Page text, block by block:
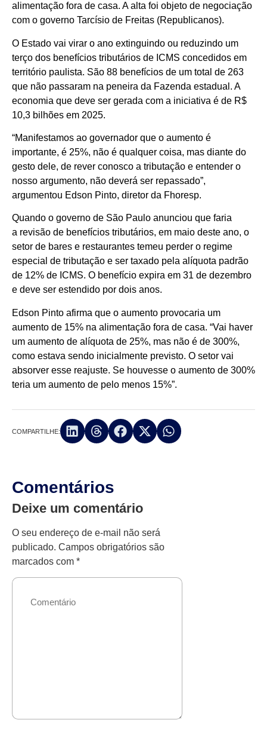
alimentação fora de casa. A alta foi objeto de negociação
com o governo Tarcísio de Freitas (Republicanos).
O Estado vai virar o ano extinguindo ou reduzindo um
terço dos benefícios tributários de ICMS concedidos em
território paulista. São 88 benefícios de um total de 263
que não passaram na peneira da Fazenda estadual. A
economia que deve ser gerada com a iniciativa é de R$
10,3 bilhões em 2025.
“Manifestamos ao governador que o aumento é
importante, é 25%, não é qualquer coisa, mas diante do
gesto dele, de rever conosco a tributação e entender o
nosso argumento, não deverá ser repassado”,
argumentou Edson Pinto, diretor da Fhoresp.
Quando o governo de São Paulo anunciou que faria
a revisão de benefícios tributários, em maio deste ano, o
setor de bares e restaurantes temeu perder o regime
especial de tributação e ser taxado pela alíquota padrão
de 12% de ICMS. O benefício expira em 31 de dezembro
e deve ser estendido por dois anos.
Edson Pinto afirma que o aumento provocaria um
aumento de 15% na alimentação fora de casa. “Vai haver
um aumento de alíquota de 25%, mas não é de 300%,
como estava sendo inicialmente previsto. O setor vai
absorver esse reajuste. Se houvesse o aumento de 300%
teria um aumento de pelo menos 15%”.
COMPARTILHE:
Comentários
Deixe um comentário
O seu endereço de e-mail não será
publicado. Campos obrigatórios são
marcados com *